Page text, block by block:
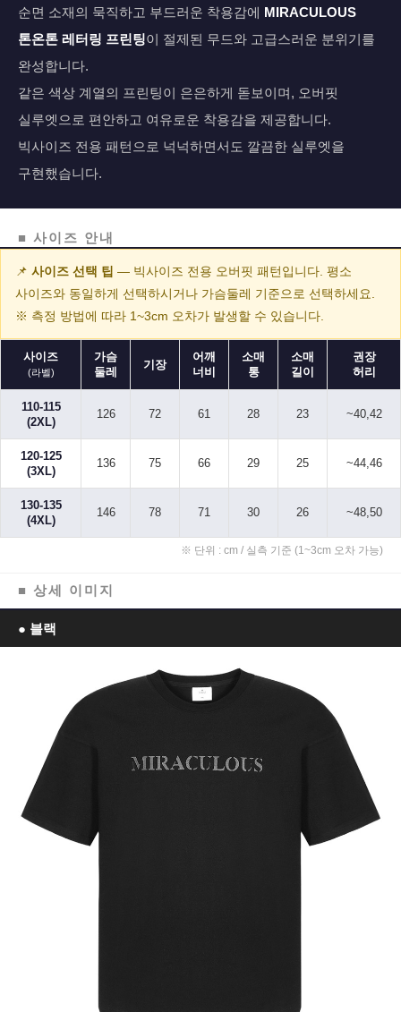
이코 라이프 하
순면 소재의 묵직하고 부드러운 착용감에 MIRACULOUS
톤온톤 레터링 프린팅이 절제된 무드와 고급스러운 분위기를
완성합니다.
같은 색상 계열의 프린팅이 은은하게 돋보이며, 오버핏
실루엣으로 편안하고 여유로운 착용감을 제공합니다.
빅사이즈 전용 패턴으로 넉넉하면서도 깔끔한 실루엣을
구현했습니다.
■ 사이즈 안내
📌 사이즈 선택 팁 — 빅사이즈 전용 오버핏 패턴입니다. 평소
사이즈와 동일하게 선택하시거나 가슴둘레 기준으로 선택하세요.
※ 측정 방법에 따라 1~3cm 오차가 발생할 수 있습니다.
사이즈
(라벨)
가슴
둘레
기장
어깨
너비
소매
통
소매
길이
권장
허리
110-115
(2XL)
126 72 61 28 23 ~40,42
120-125
(3XL)
136 75 66 29 25 ~44,46
130-135
(4XL)
146 78 71 30 26 ~48,50
※ 단위 : cm / 실측 기준 (1~3cm 오차 가능)
■ 상세 이미지
● 블랙